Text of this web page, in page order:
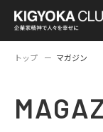
トップ マガジン